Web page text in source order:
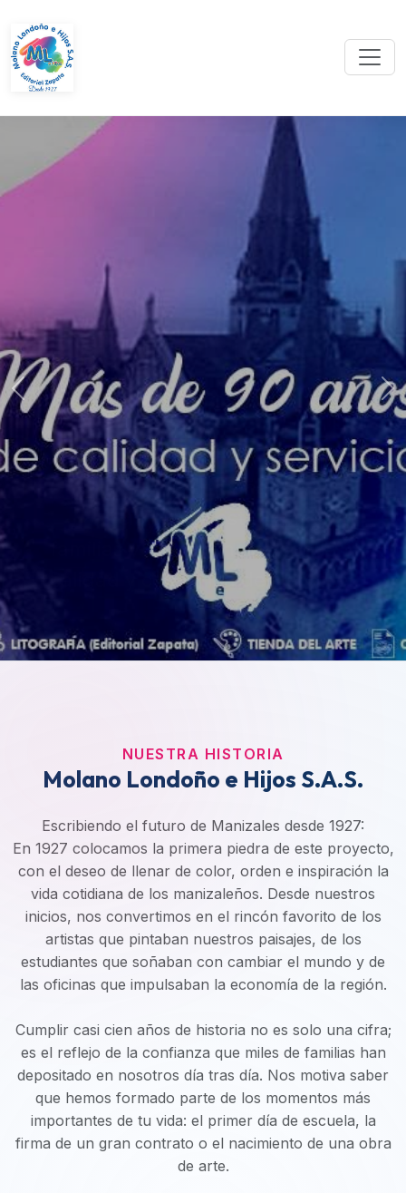
NUESTRA HISTORIA
Molano Londoño e Hijos S.A.S.
Escribiendo el futuro de Manizales desde 1927:
En 1927 colocamos la primera piedra de este proyecto,
con el deseo de llenar de color, orden e inspiración la
vida cotidiana de los manizaleños. Desde nuestros
inicios, nos convertimos en el rincón favorito de los
artistas que pintaban nuestros paisajes, de los
estudiantes que soñaban con cambiar el mundo y de
las oficinas que impulsaban la economía de la región.
Cumplir casi cien años de historia no es solo una cifra;
es el reflejo de la confianza que miles de familias han
depositado en nosotros día tras día. Nos motiva saber
que hemos formado parte de los momentos más
importantes de tu vida: el primer día de escuela, la
firma de un gran contrato o el nacimiento de una obra
de arte.